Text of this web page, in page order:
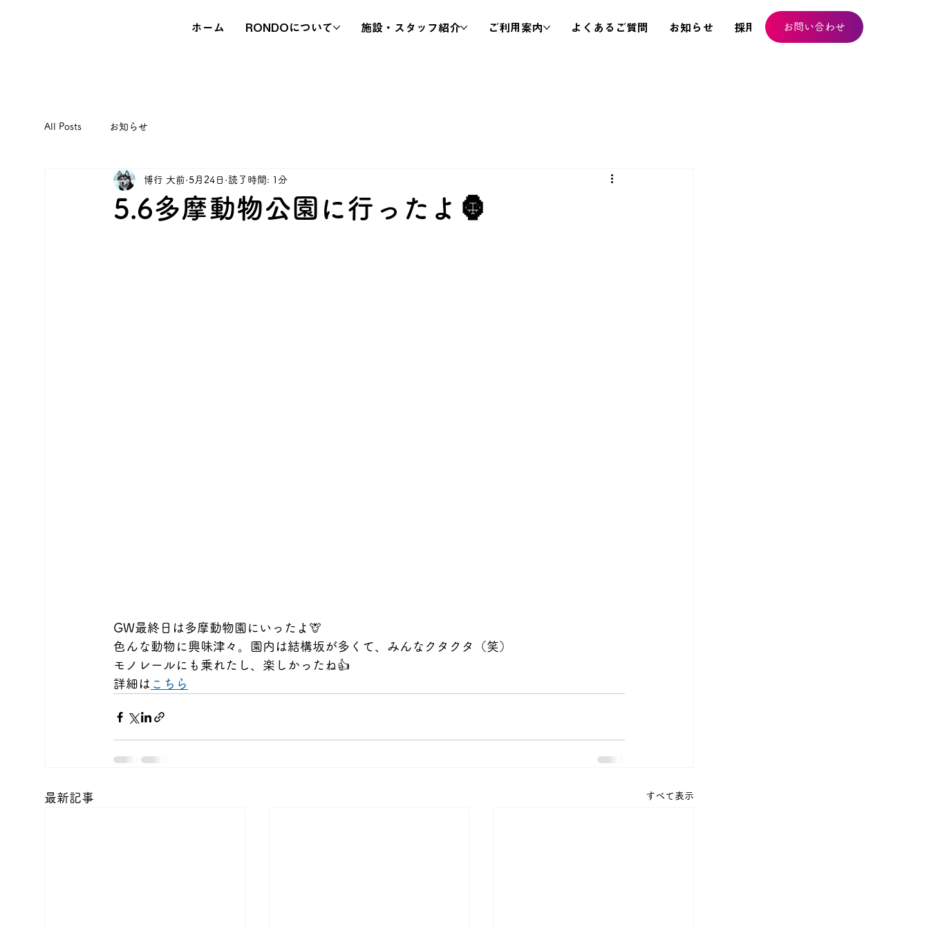
ホーム RONDOについて 施設・スタッフ紹介 ご利用案内 よくあるご質問 お知らせ 採用情報 会社概要
お問い合わせ
All Posts お知らせ
5.6多摩動物公園に行ったよ🦍
博行 大前 5月24日 読了時間: 1分
GW最終日は多摩動物園にいったよ🦒
色んな動物に興味津々。園内は結構坂が多くて、みんなクタクタ（笑）
モノレールにも乗れたし、楽しかったね👍
詳細は こちら
最新記事 すべて表示